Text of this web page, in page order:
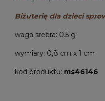
Biżuterię dla dzieci
waga srebra: 0.5 g
wymiary: 0,8 cm x 1 cm
kod produktu: ms46146